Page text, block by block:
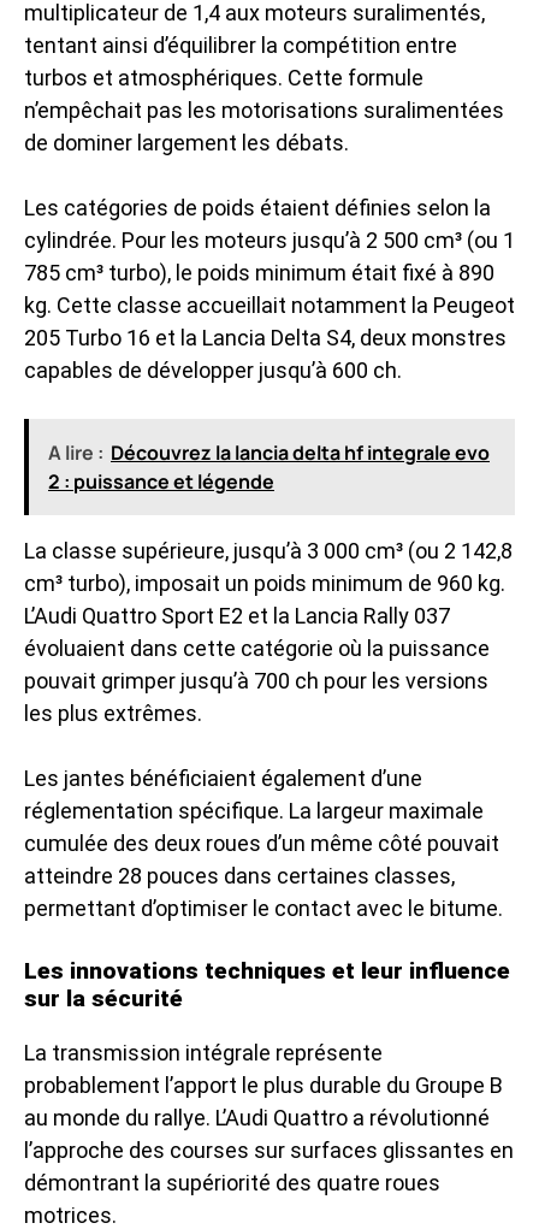
multiplicateur de 1,4 aux moteurs suralimentés,
tentant ainsi d’équilibrer la compétition entre
turbos et atmosphériques. Cette formule
n’empêchait pas les motorisations suralimentées
de dominer largement les débats.
Les catégories de poids étaient définies selon la
cylindrée. Pour les moteurs jusqu’à 2 500 cm³ (ou 1
785 cm³ turbo), le poids minimum était fixé à 890
kg. Cette classe accueillait notamment la Peugeot
205 Turbo 16 et la Lancia Delta S4, deux monstres
capables de développer jusqu’à 600 ch.
A lire : Découvrez la lancia delta hf integrale evo
2 : puissance et légende
La classe supérieure, jusqu’à 3 000 cm³ (ou 2 142,8
cm³ turbo), imposait un poids minimum de 960 kg.
L’Audi Quattro Sport E2 et la Lancia Rally 037
évoluaient dans cette catégorie où la puissance
pouvait grimper jusqu’à 700 ch pour les versions
les plus extrêmes.
Les jantes bénéficiaient également d’une
réglementation spécifique. La largeur maximale
cumulée des deux roues d’un même côté pouvait
atteindre 28 pouces dans certaines classes,
permettant d’optimiser le contact avec le bitume.
Les innovations techniques et leur influence
sur la sécurité
La transmission intégrale représente
probablement l’apport le plus durable du Groupe B
au monde du rallye. L’Audi Quattro a révolutionné
l’approche des courses sur surfaces glissantes en
démontrant la supériorité des quatre roues
motrices.